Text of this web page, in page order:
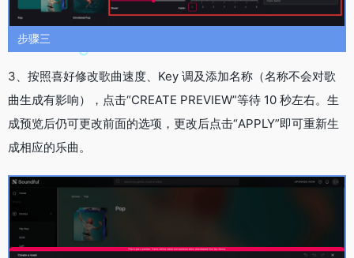
步骤三
3、按照喜好修改歌曲速度、Key 调及添加名称（名称不会对歌
曲生成有影响），点击“CREATE PREVIEW”等待 10 秒左右。生
成预览后仍可更改前面的选项，更改后点击“APPLY”即可重新生
成相应的乐曲。